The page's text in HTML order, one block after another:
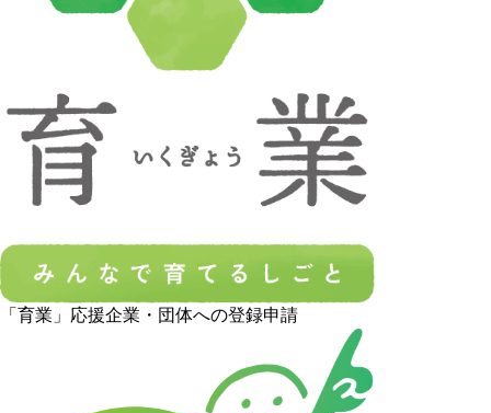
「育業」応援企業・団体への登録申請